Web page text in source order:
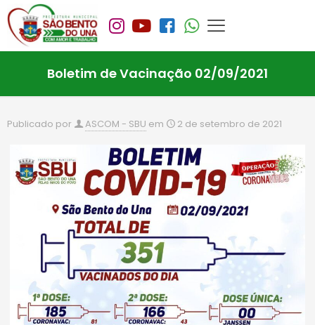
Boletim de Vacinação 02/09/2021
Publicado por ASCOM - SBU em 2 de setembro de 2021